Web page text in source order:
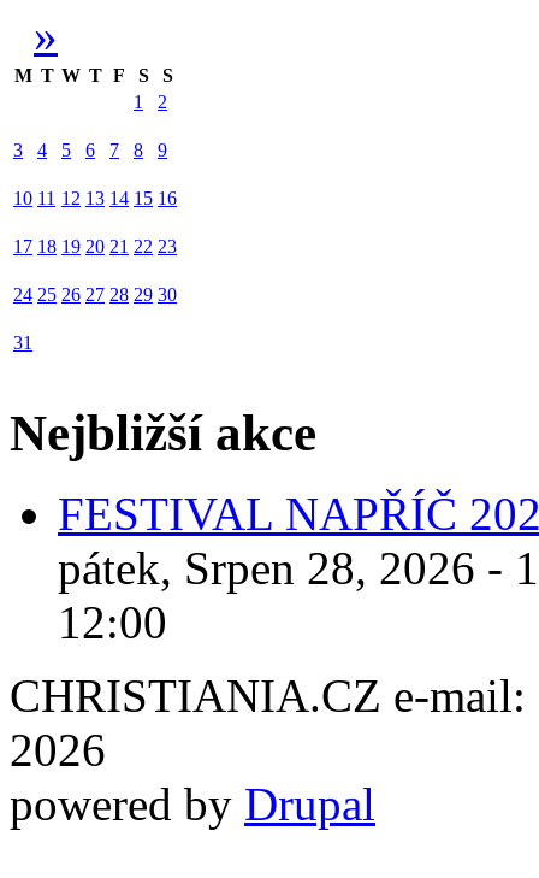
»
M T W T F S
S
1
2
3 4 5 6 7 8 9
10 11 12 13 14 15 16
17 18 19 20 21 22 23
24 25 26 27 28 29 30
31
Nejbližší akce
FESTIVAL NAPŘÍČ
pátek, Srpen 28, 2026 -
12:00
CHRISTIANIA.CZ e-mail:
2026
powered by Drupal